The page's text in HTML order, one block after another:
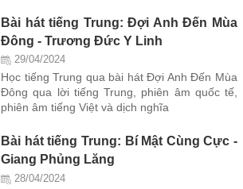
Bài hát tiếng Trung: Đợi Anh Đến Mùa
Đông - Trương Đức Y Linh
29/04/2024
Học tiếng Trung qua bài hát Đợi Anh Đến Mùa
Đông qua lời tiếng Trung, phiên âm quốc tế,
phiên âm tiếng Việt và dịch nghĩa
Bài hát tiếng Trung: Bí Mật Cùng Cực -
Giang Phủng Lăng
28/04/2024